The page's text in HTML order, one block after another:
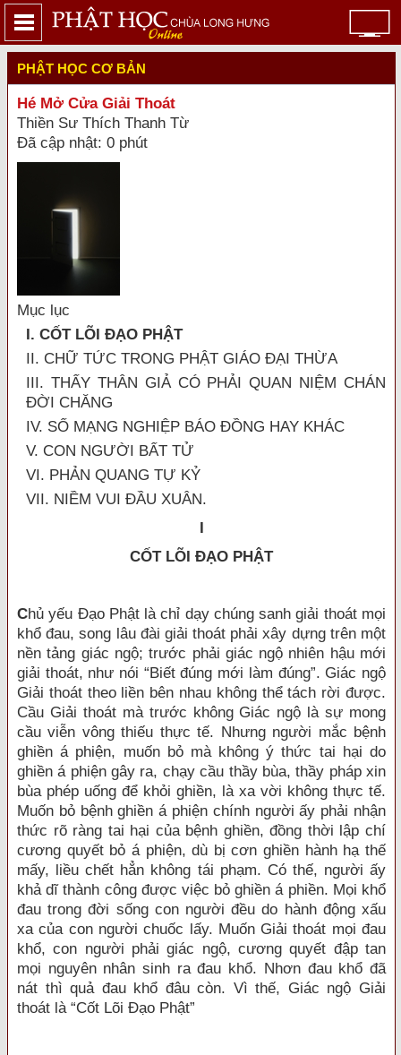
PHẬT HỌC CƠ BẢN
Hé Mở Cửa Giải Thoát
Thiền Sư Thích Thanh Từ
Đã cập nhật: 0 phút
Mục lục
I. CỐT LÕI ÐẠO PHẬT
II. CHỮ TỨC TRONG PHẬT GIÁO ÐẠI THỪA
III. THẤY THÂN GIẢ CÓ PHẢI QUAN NIỆM CHÁN
ÐỜI CHĂNG
IV. SỐ MẠNG NGHIỆP BÁO ÐỒNG HAY KHÁC
V. CON NGƯỜI BẤT TỬ
VI. PHẢN QUANG TỰ KỶ
VII. NIỀM VUI ÐẦU XUÂN.
I
CỐT LÕI ÐẠO PHẬT
Chủ yếu Ðạo Phật là chỉ dạy chúng sanh giải thoát mọi
khổ đau, song lâu đài giải thoát phải xây dựng trên một
nền tảng giác ngộ; trước phải giác ngộ nhiên hậu mới
giải thoát, như nói “Biết đúng mới làm đúng”. Giác ngộ
Giải thoát theo liền bên nhau không thể tách rời được.
Cầu Giải thoát mà trước không Giác ngộ là sự mong
cầu viễn vông thiếu thực tế. Nhưng người mắc bệnh
ghiền á phiện, muốn bỏ mà không ý thức tai hại do
ghiền á phiện gây ra, chạy cầu thầy bùa, thầy pháp xin
bùa phép uống để khỏi ghiền, là xa vời không thực tế.
Muốn bỏ bệnh ghiền á phiện chính người ấy phải nhận
thức rõ ràng tai hại của bệnh ghiền, đồng thời lập chí
cương quyết bỏ á phiện, dù bị cơn ghiền hành hạ thế
mấy, liều chết hẳn không tái phạm. Có thế, người ấy
khả dĩ thành công được việc bỏ ghiền á phiền. Mọi khổ
đau trong đời sống con người đều do hành động xấu
xa của con người chuốc lấy. Muốn Giải thoát mọi đau
khổ, con người phải giác ngộ, cương quyết đập tan
mọi nguyên nhân sinh ra đau khổ. Nhơn đau khổ đã
nát thì quả đau khổ đâu còn. Vì thế, Giác ngộ Giải
thoát là “Cốt Lõi Ðạo Phật”